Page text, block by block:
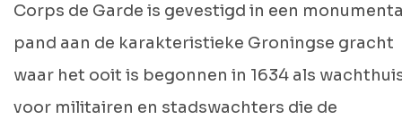
Corps de Garde is gevestigd in een
pand aan de karakteristieke Groningse gracht
waar het ooit is begonnen in 1634 als
voor militairen en stadswachters die de